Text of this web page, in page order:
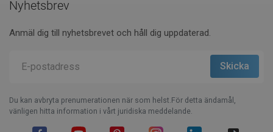
Nyhetsbrev
Anmäl dig till nyhetsbrevet och håll dig uppdaterad.
Du kan avbryta prenumerationen när som helst.För detta ändamål,
vänligen hitta information i vårt juridiska meddelande.